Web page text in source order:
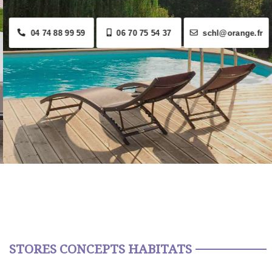
04 74 88 99 59 06 70 75 54 37 schl@orange.fr
STORES CONCEPTS HABITATS